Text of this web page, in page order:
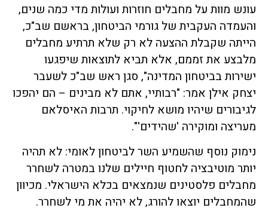
עונש מוות על מחבלים חוזרות ועולות מדי כמה שנים,
והעמדה העקבית של גורמי הביטחון, בראשם שב"כ,
הייתה שקבלת ההצעה לא רק שלא תרתיע מחבלים
מלבצע את זממם, אלא תביא לתוצאות שיפגעו
ישירות בביטחון המדינה", סגן ראש שב"כ לשעבר
יצחק אילן אמר: "רבותיי, אתם לא מבינים – הם יהפכו
לגיבורים שיהיו מושא לחיקוי. תרבות האיסלאם
מעריצה ומוקירה 'שהידים'".
נימוק נוסף שהשמיע השר לביטחון לאומי: לא תהיה
יותר מוטיבציה לחטוף חיילים שלנו במטרה לשחרר
מחבלים פלסטינים שנמצאים בכלא הישראלי. מכיוון
שהמחבלים יוצאו להורג, לא יהיה את מי לשחרר.